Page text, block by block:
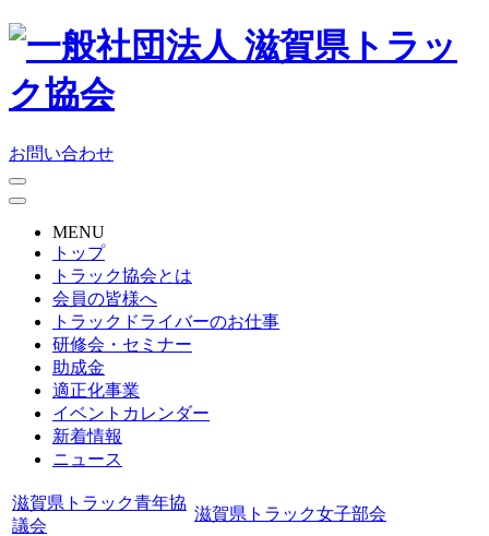
お問い合わせ
MENU
トップ
トラック協会とは
会員の皆様へ
トラックドライバーのお仕事
研修会・セミナー
助成金
適正化事業
イベントカレンダー
新着情報
ニュース
滋賀県トラック青年協
議会
滋賀県トラック女子部会